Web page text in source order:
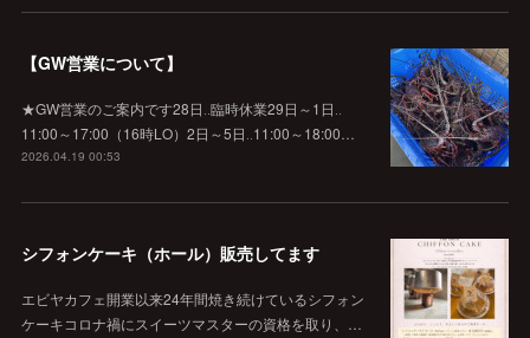
【GW営業について】
★GW営業のご案内です28日‥臨時休業29日～1日‥
11:00～17:00（16時LO）2日～5日‥11:00～18:00…
2026.04.19 00:53
シフォンケーキ（ホール）販売してます
エビヤカフェ開業以来24年間焼き続けているシフォン
ケーキコロナ禍にスイーツマスターの資格を取り、…